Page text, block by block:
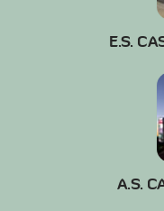
E.S.
A.S.